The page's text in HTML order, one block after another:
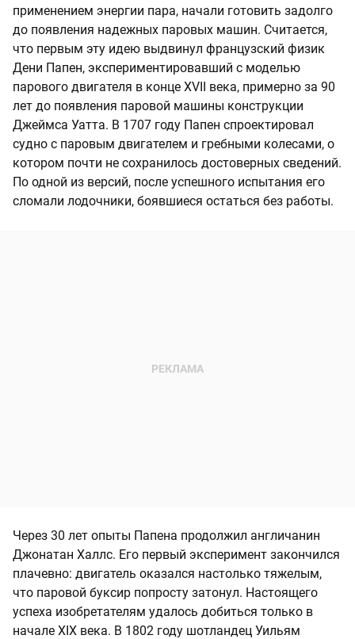
применением энергии пара, начали готовить задолго
до появления надежных паровых машин. Считается,
что первым эту идею выдвинул французский физик
Дени Папен, экспериментировавший с моделью
парового двигателя в конце XVII века, примерно за 90
лет до появления паровой машины конструкции
Джеймса Уатта. В 1707 году Папен спроектировал
судно с паровым двигателем и гребными колесами, о
котором почти не сохранилось достоверных сведений.
По одной из версий, после успешного испытания его
сломали лодочники, боявшиеся остаться без работы.
Через 30 лет опыты Папена продолжил англичанин
Джонатан Халлс. Его первый эксперимент закончился
плачевно: двигатель оказался настолько тяжелым,
что паровой буксир попросту затонул. Настоящего
успеха изобретателям удалось добиться только в
начале XIX века. В 1802 году шотландец Уильям